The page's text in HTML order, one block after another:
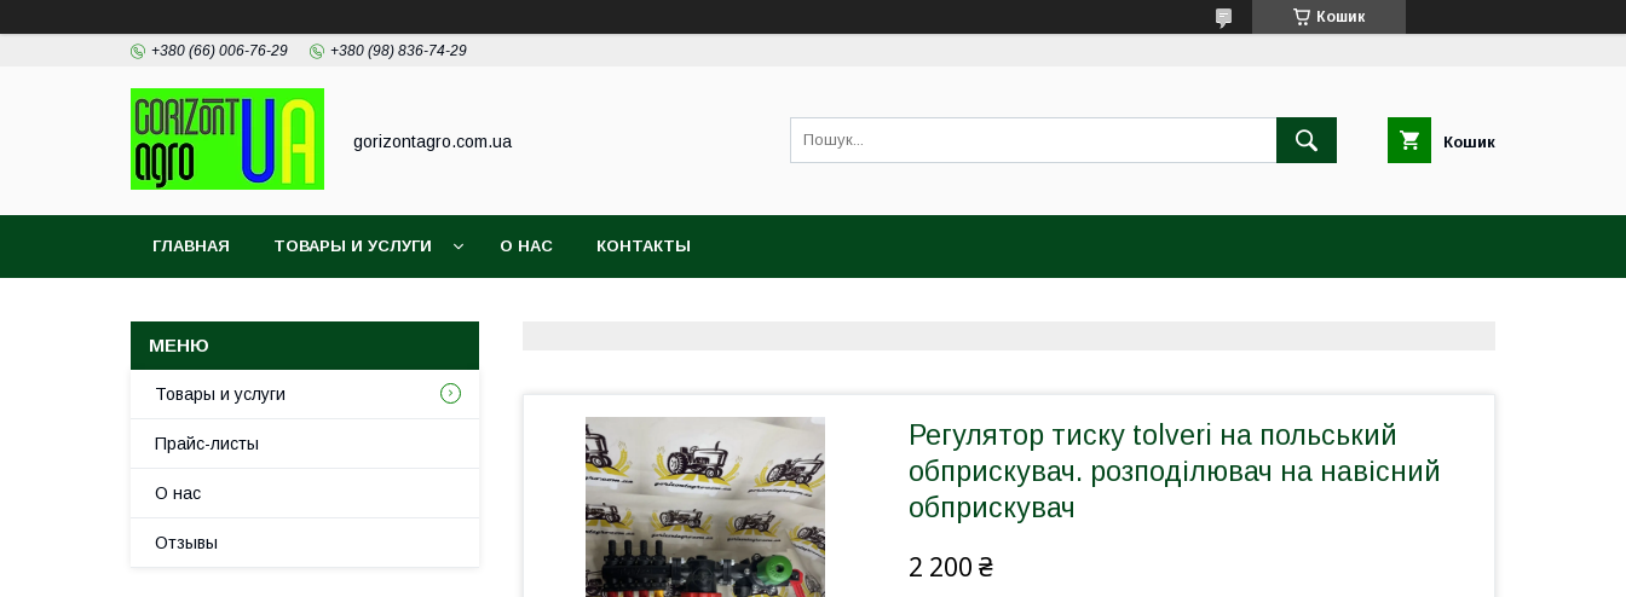
Кошик
+380 (66) 006-76-29 +380 (98) 836-74-29
gorizontagro.com.ua Кошик
ГЛАВНАЯ ТОВАРЫ И УСЛУГИ О НАС КОНТАКТЫ
Регулятор тиску tolveri на польський
обприскувач. розподілювач на навісний
обприскувач
2 200 ₴
Товары и услуги
Прайс-листы
О нас
Отзывы